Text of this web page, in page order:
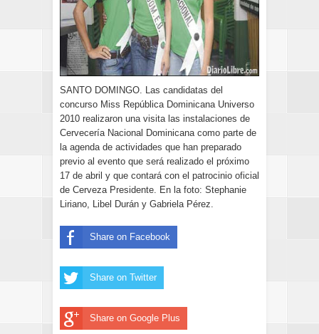
SANTO DOMINGO. Las candidatas del
concurso Miss República Dominicana Universo
2010 realizaron una visita las instalaciones de
Cervecería Nacional Dominicana como parte de
la agenda de actividades que han preparado
previo al evento que será realizado el próximo
17 de abril y que contará con el patrocinio oficial
de Cerveza Presidente. En la foto: Stephanie
Liriano, Libel Durán y Gabriela Pérez.
Share on Facebook
Share on Twitter
Share on Google Plus